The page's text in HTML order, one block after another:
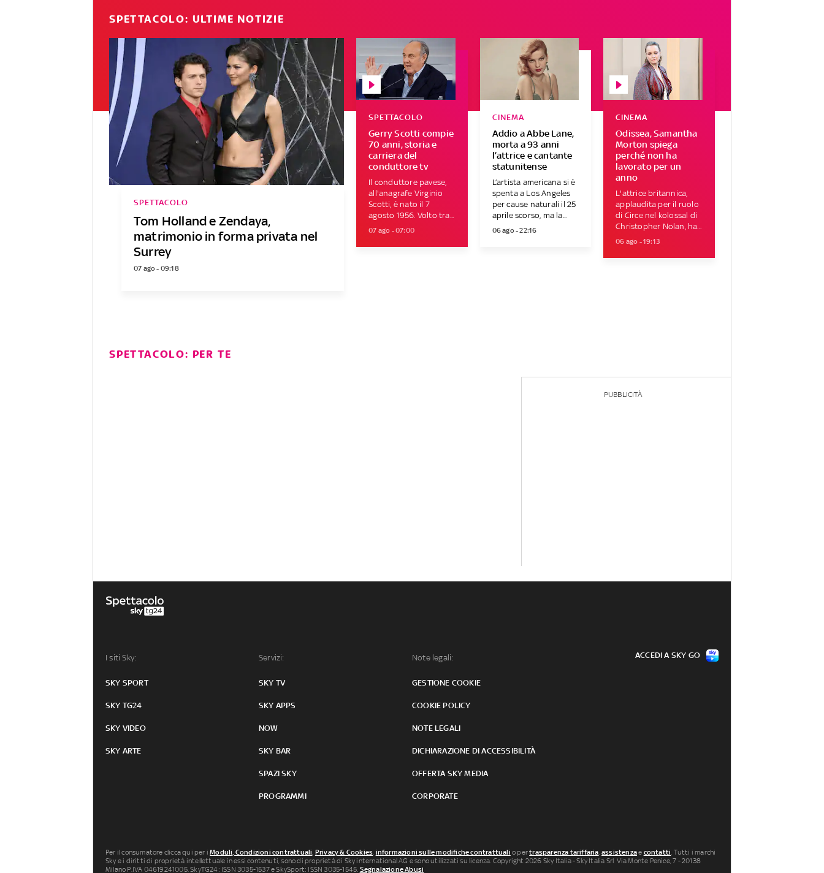
SPETTACOLO: ULTIME NOTIZIE
Tom Holland e Zendaya,
matrimonio in forma privata nel
Surrey
SPETTACOLO
07 ago - 09:18
Gerry Scotti compie
70 anni, storia e
carriera del
conduttore tv
SPETTACOLO
Il conduttore pavese,
all'anagrafe Virginio
Scotti, è nato il 7
agosto 1956. Volto tra...
07 ago - 07:00
Addio a Abbe Lane,
morta a 93 anni
l’attrice e cantante
statunitense
CINEMA
L’artista americana si è
spenta a Los Angeles
per cause naturali il 25
aprile scorso, ma la...
06 ago - 22:16
Odissea, Samantha
Morton spiega
perché non ha
lavorato per un
anno
CINEMA
L'attrice britannica,
applaudita per il ruolo
di Circe nel kolossal di
Christopher Nolan, ha...
06 ago - 19:13
SPETTACOLO: PER TE
PUBBLICITÀ
I siti Sky:
SKY SPORT
SKY TG24
SKY VIDEO
SKY ARTE
Servizi:
SKY TV
SKY APPS
NOW
SKY BAR
SPAZI SKY
PROGRAMMI
Note legali:
GESTIONE COOKIE
COOKIE POLICY
NOTE LEGALI
DICHIARAZIONE DI ACCESSIBILITÀ
OFFERTA SKY MEDIA
CORPORATE
ACCEDI A SKY GO
Per il consumatore clicca qui per iModuli, Condizioni contrattuali, Privacy & Cookies, informazioni sulle modifiche contrattuali o pertrasparenza tariffaria,assistenzae contatti. Tutti i marchi
Sky e i diritti di proprietà intellettuale in essi contenuti, sono di proprietà di Sky international AG e sono utilizzati su licenza. Copyright 2026 Sky Italia - Sky Italia Srl Via Monte Penice, 7 - 20138
Milano P.IVA 04619241005. SkyTG24: ISSN 3035-1537 e SkySport: ISSN 3035-1545. Segnalazione Abusi